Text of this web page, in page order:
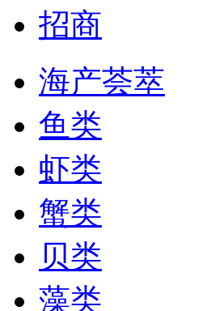
招商
海产荟萃
鱼类
虾类
蟹类
贝类
藻类